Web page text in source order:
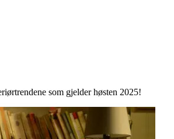
som gjelder høsten 2025!